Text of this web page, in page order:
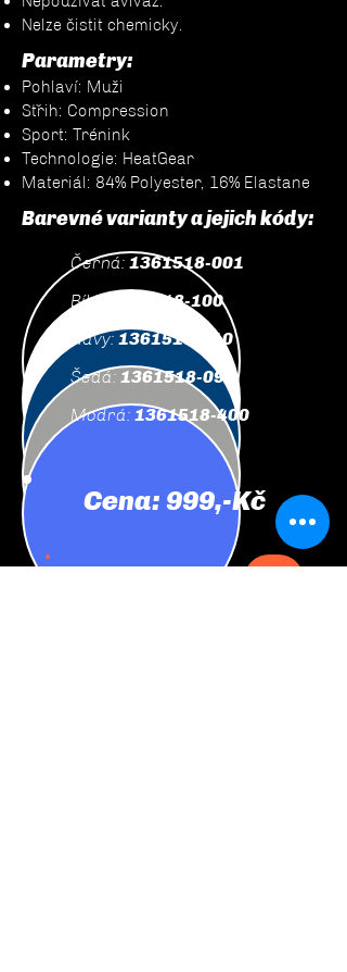
Nelze čistit chemicky.
Parametry:
Pohlaví: Muži
Střih: Compression
Sport: Trénink
Technologie: HeatGear
Materiál: 84% Polyester, 16% Elastane
Barevné varianty a jejich kódy:
Černá: 1361518-001
Bílá:
1361518-100
Navy:1361518-410
Šedá: 1361518-090
Modrá: 1361518-400
Cena: 999,-Kč